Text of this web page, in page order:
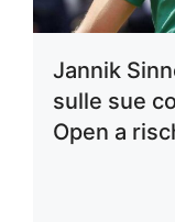
Jannik
sulle sue
Open a